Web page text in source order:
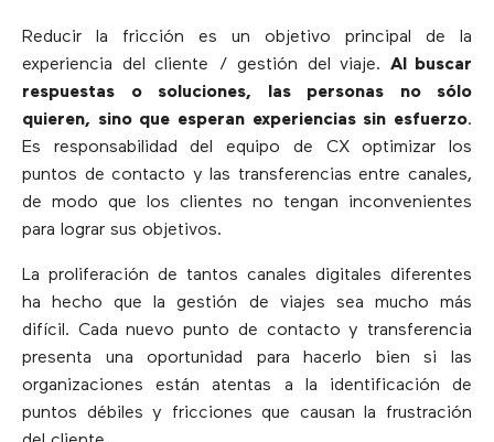
Reducir la fricción es un objetivo principal de la
experiencia del cliente / gestión del viaje. Al buscar
respuestas o soluciones, las personas no sólo
quieren, sino que esperan experiencias sin esfuerzo.
Es responsabilidad del equipo de CX optimizar los
puntos de contacto y las transferencias entre canales,
de modo que los clientes no tengan inconvenientes
para lograr sus objetivos.
La proliferación de tantos canales digitales diferentes
ha hecho que la gestión de viajes sea mucho más
difícil. Cada nuevo punto de contacto y transferencia
presenta una oportunidad para hacerlo bien si las
organizaciones están atentas a la identificación de
puntos débiles y fricciones que causan la frustración